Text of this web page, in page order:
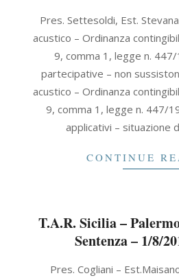
01-
29
Pres. Settesoldi, Est.
acustico – Ordinanza
9, comma 1, legge n.
partecipative – non
acustico – Ordinanza
9, comma 1, legge n. 447/
applicativi – situazione
CONTINUE
T.A.R. Sicilia –
Sentenza – 1/8/
Pres. Cogliani –